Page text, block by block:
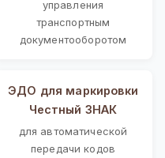
управления
транспортным
документооборотом
ЭДО для маркировки
Честный ЗНАК
для автоматической
передачи кодов